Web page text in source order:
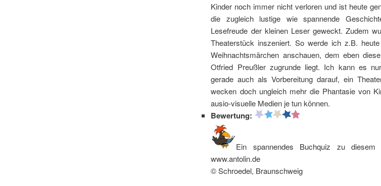
Kinder noch immer nicht verloren und ist heute
die zugleich lustige wie spannende
Lesefreude der kleinen Leser geweckt. Zudem
Theaterstück inszeniert. So werde ich z.B.
Weihnachtsmärchen anschauen, dem eben
Otfried Preußler zugrunde liegt. Ich kann es
gerade auch als Vorbereitung darauf, ein
wecken doch ungleich mehr die Phantasie von
ausio-visuelle Medien je tun können.
Bewertung:
Ein spannendes Buchquiz zu
www.antolin.de
© Schroedel, Braunschweig